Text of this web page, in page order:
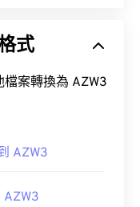
式
換為 AZW3
AZW3
AZW3